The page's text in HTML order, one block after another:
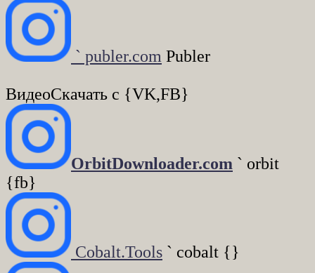
` publer.com Publer
ВидеоСкачать c {VK,FB}
OrbitDownloader.com ` orbit
{fb}
Cobalt.Tools ` cobalt {}